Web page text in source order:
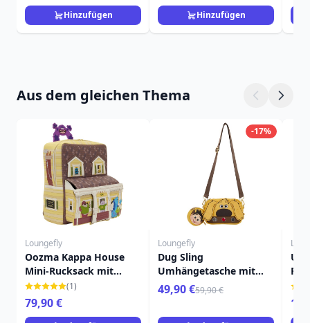
Hinzufügen
Hinzufügen
Aus dem gleichen Thema
Loungefly
Oozma Kappa House
Mini-Rucksack mit
Figuren – Disney-Pixar
Loungefly Monsters
University
(1)
79,90 €
-17%
Loungefly
Dug Sling
Umhängetasche mit
Münzfach - Disney-Pixar
Loungefly Up
49,90 €59,90 €
Up